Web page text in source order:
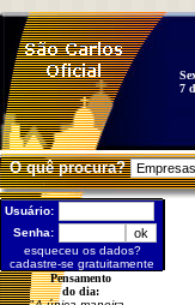
7
O quê procura?
Usuário:
Senha:
esqueceu os dados?
cadastre-se gratuitamente
Pensamento
do dia: